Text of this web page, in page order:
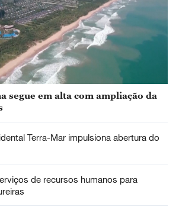
segue em alta com ampliação da
Terra-Mar impulsiona abertura do
de recursos humanos para